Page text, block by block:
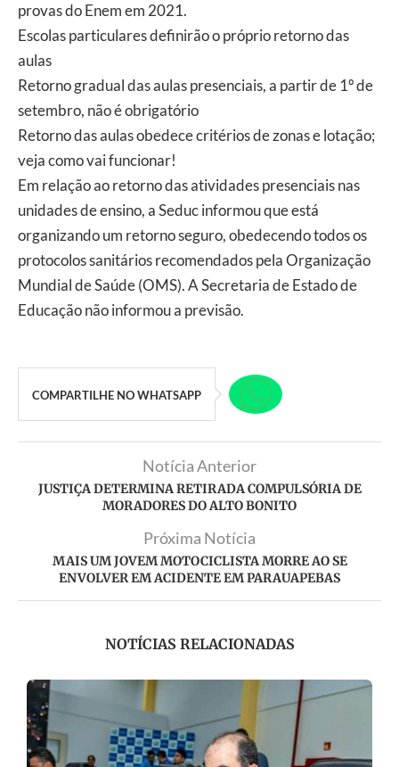
provas do Enem em 2021.
Escolas particulares definirão o próprio retorno das
aulas
Retorno gradual das aulas presenciais, a partir de 1º de
setembro, não é obrigatório
Retorno das aulas obedece critérios de zonas e lotação;
veja como vai funcionar!
Em relação ao retorno das atividades presenciais nas
unidades de ensino, a Seduc informou que está
organizando um retorno seguro, obedecendo todos os
protocolos sanitários recomendados pela Organização
Mundial de Saúde (OMS). A Secretaria de Estado de
Educação não informou a previsão.
COMPARTILHE NO WHATSAPP
Notícia Anterior
JUSTIÇA DETERMINA RETIRADA COMPULSÓRIA DE
MORADORES DO ALTO BONITO
Próxima Notícia
MAIS UM JOVEM MOTOCICLISTA MORRE AO SE
ENVOLVER EM ACIDENTE EM PARAUAPEBAS
NOTÍCIAS RELACIONADAS